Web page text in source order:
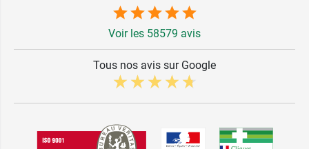
Voir les 58579 avis
Tous nos avis sur Google